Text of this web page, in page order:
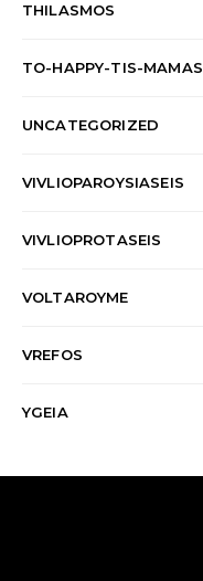
THILASMOS
TO-HAPPY-TIS-MAMAS
UNCATEGORIZED
VIVLIOPAROYSIASEIS
VIVLIOPROTASEIS
VOLTAROYME
VREFOS
YGEIA